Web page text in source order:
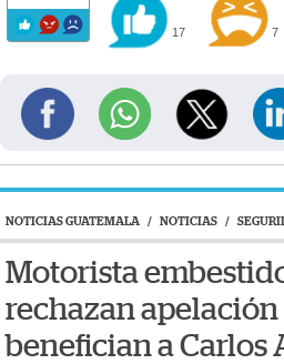
17 7
NOTICIAS GUATEMALA / NOTICIAS /
Motorista
rechazan apelación
benefician a Carlos